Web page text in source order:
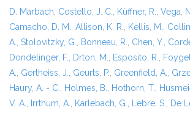
D. Marbach, Costello, J. C., Küffner, R., Vega,
Camacho, D. M., Allison, K. R., Kellis, M.,
A., Stolovitzky, G., Bonneau, R., Chen, Y.,
Dondelinger, F., Drton, M., Esposito, R.,
A., Gertheiss, J., Geurts, P., Greenfield, A.,
Haury, A. - C., Holmes, B., Hothorn, T.,
V. A., Irrthum, A., Karlebach, G., Lebre, S., De